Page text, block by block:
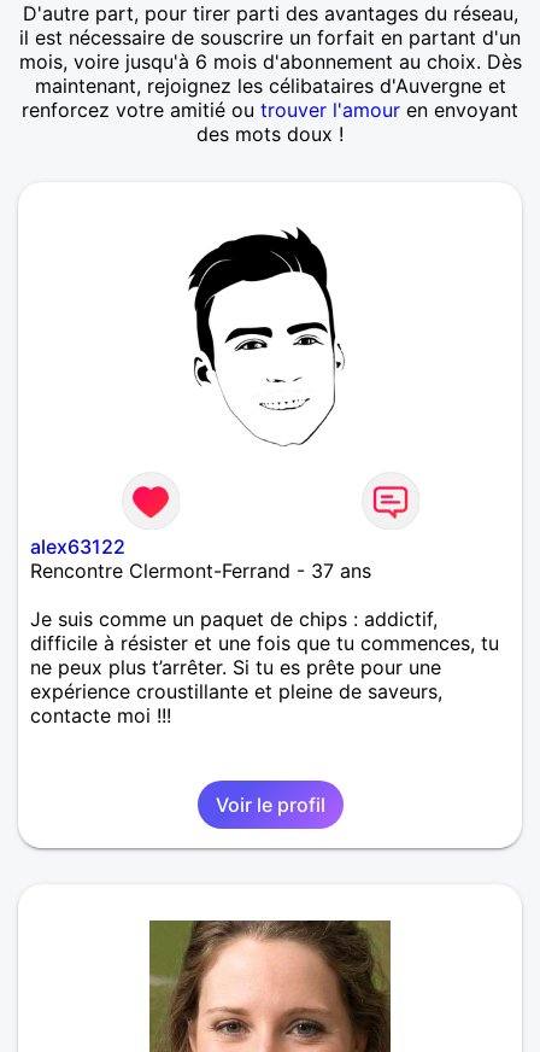
D'autre part, pour tirer parti des avantages du réseau,
il est nécessaire de souscrire un forfait en partant d'un
mois, voire jusqu'à 6 mois d'abonnement au choix. Dès
maintenant, rejoignez les célibataires d'Auvergne et
renforcez votre amitié ou trouver l'amour en envoyant
des mots doux !
alex63122
Rencontre Clermont-Ferrand - 37 ans
Je suis comme un paquet de chips : addictif,
difficile à résister et une fois que tu commences, tu
ne peux plus t’arrêter. Si tu es prête pour une
expérience croustillante et pleine de saveurs,
contacte moi !!!
Voir le profil